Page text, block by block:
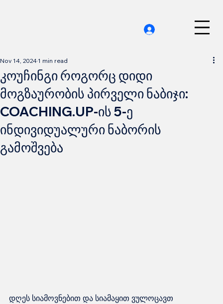
კოუჩინგი როგორც დიდი
მოგზაურობის პირველი ნაბიჯი:
COACHING.UP-ის 5-ე
ინდივიდუალური ნაბორის
გამოშვება
Nov 14, 2024 1 min read
დღეს სიამოვნებით და სიამაყით ვულოცავთ